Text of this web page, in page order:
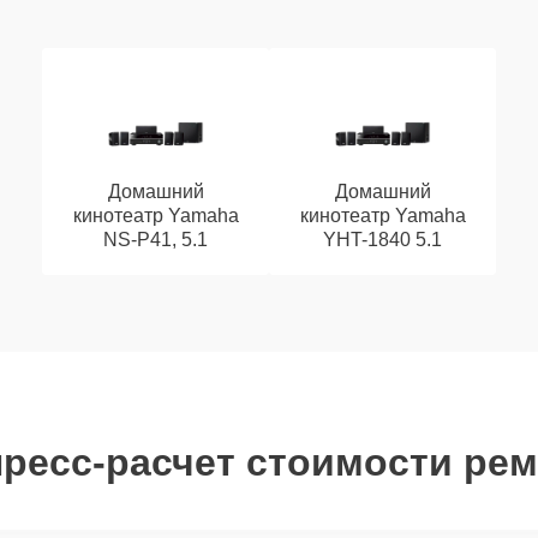
Домашний
кинотеатр Yamaha
NS-P41, 5.1
Домашний
кинотеатр Yamaha
YHT-1840 5.1
расчет стоимости